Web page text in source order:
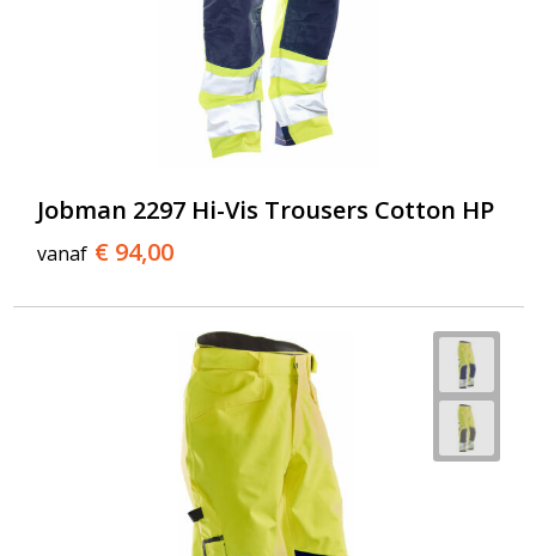
Jobman 2297 Hi-Vis Trousers Cotton HP
vanaf € 94,00